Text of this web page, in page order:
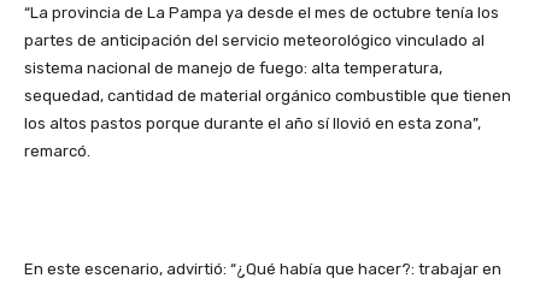
“La provincia de La Pampa ya desde el mes de octubre tenía los
partes de anticipación del servicio meteorológico vinculado al
sistema nacional de manejo de fuego: alta temperatura,
sequedad, cantidad de material orgánico combustible que tienen
los altos pastos porque durante el año sí llovió en esta zona”,
remarcó.
En este escenario, advirtió: “¿Qué había que hacer?: trabajar en